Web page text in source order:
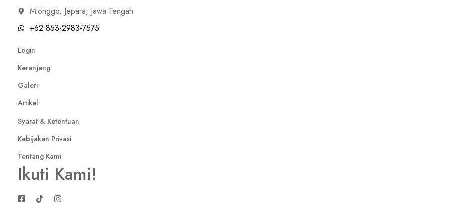
Mlonggo, Jepara, Jawa Tengah
+62 853-2983-7575
Login
Keranjang
Galeri
Artikel
Syarat & Ketentuan
Kebijakan Privasi
Tentang Kami
Ikuti Kami!